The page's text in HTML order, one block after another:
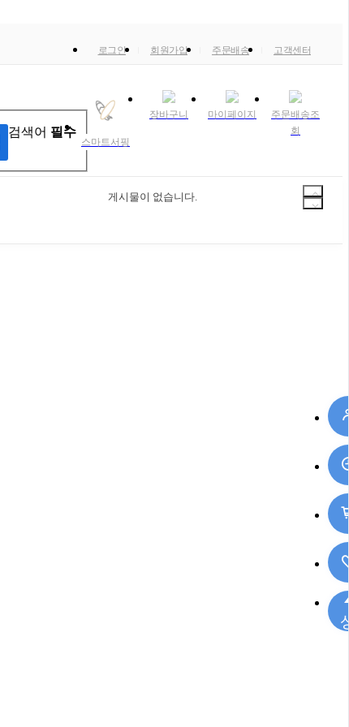
로그인 회원가입 주문배송 고객센터
검색어 필수
스마트서핑
장바구니 마이페이지
주문배송조
회
게시물이 없습니다.